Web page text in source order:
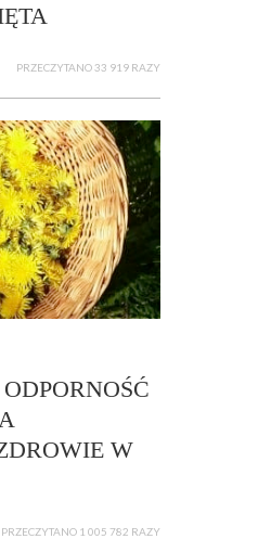
PRZECZYTANO 33 919 RAZY
W
PRZECZYTANO 1 005 782 RAZY